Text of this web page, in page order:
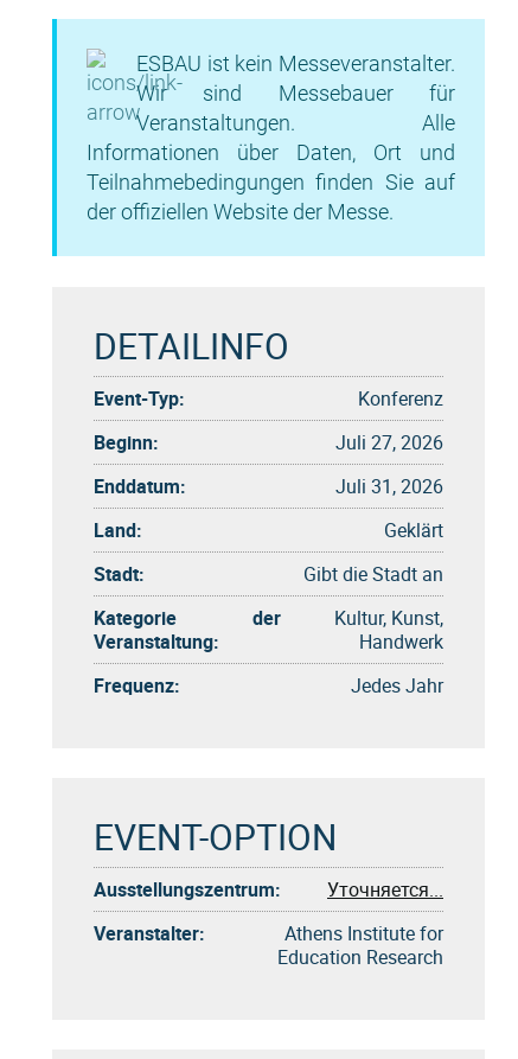
ESBAU ist kein Messeveranstalter.
Wir sind Messebauer für
Veranstaltungen. Alle
Informationen über Daten, Ort und
Teilnahmebedingungen finden Sie auf
der offiziellen Website der Messe.
DETAILINFO
Event-Typ:
Konferenz
Beginn:
Juli 27, 2026
Enddatum:
Juli 31, 2026
Land:
Geklärt
Stadt:
Gibt die Stadt an
Kategorie der
Veranstaltung:
Kultur, Kunst,
Handwerk
Frequenz:
Jedes Jahr
EVENT-OPTION
Ausstellungszentrum:
Уточняется...
Veranstalter:
Athens Institute for
Education Research